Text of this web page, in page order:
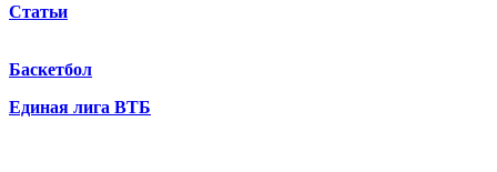
Статьи
Баскетбол
Единая лига ВТБ